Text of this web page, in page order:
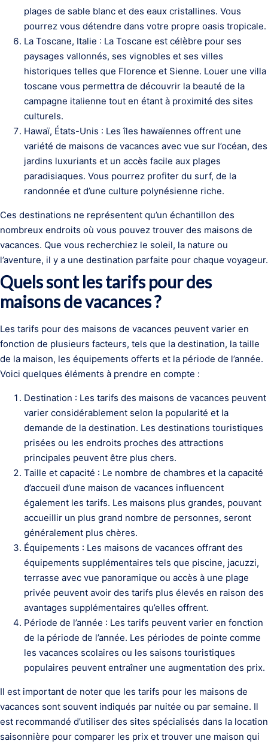
plages de sable blanc et des eaux cristallines. Vous
pourrez vous détendre dans votre propre oasis tropicale.
La Toscane, Italie : La Toscane est célèbre pour ses
paysages vallonnés, ses vignobles et ses villes
historiques telles que Florence et Sienne. Louer une villa
toscane vous permettra de découvrir la beauté de la
campagne italienne tout en étant à proximité des sites
culturels.
Hawaï, États-Unis : Les îles hawaïennes offrent une
variété de maisons de vacances avec vue sur l’océan, des
jardins luxuriants et un accès facile aux plages
paradisiaques. Vous pourrez profiter du surf, de la
randonnée et d’une culture polynésienne riche.
Ces destinations ne représentent qu’un échantillon des
nombreux endroits où vous pouvez trouver des maisons de
vacances. Que vous recherchiez le soleil, la nature ou
l’aventure, il y a une destination parfaite pour chaque voyageur.
Quels sont les tarifs pour des
maisons de vacances ?
Les tarifs pour des maisons de vacances peuvent varier en
fonction de plusieurs facteurs, tels que la destination, la taille
de la maison, les équipements offerts et la période de l’année.
Voici quelques éléments à prendre en compte :
Destination : Les tarifs des maisons de vacances peuvent
varier considérablement selon la popularité et la
demande de la destination. Les destinations touristiques
prisées ou les endroits proches des attractions
principales peuvent être plus chers.
Taille et capacité : Le nombre de chambres et la capacité
d’accueil d’une maison de vacances influencent
également les tarifs. Les maisons plus grandes, pouvant
accueillir un plus grand nombre de personnes, seront
généralement plus chères.
Équipements : Les maisons de vacances offrant des
équipements supplémentaires tels que piscine, jacuzzi,
terrasse avec vue panoramique ou accès à une plage
privée peuvent avoir des tarifs plus élevés en raison des
avantages supplémentaires qu’elles offrent.
Période de l’année : Les tarifs peuvent varier en fonction
de la période de l’année. Les périodes de pointe comme
les vacances scolaires ou les saisons touristiques
populaires peuvent entraîner une augmentation des prix.
Il est important de noter que les tarifs pour les maisons de
vacances sont souvent indiqués par nuitée ou par semaine. Il
est recommandé d’utiliser des sites spécialisés dans la location
saisonnière pour comparer les prix et trouver une maison qui